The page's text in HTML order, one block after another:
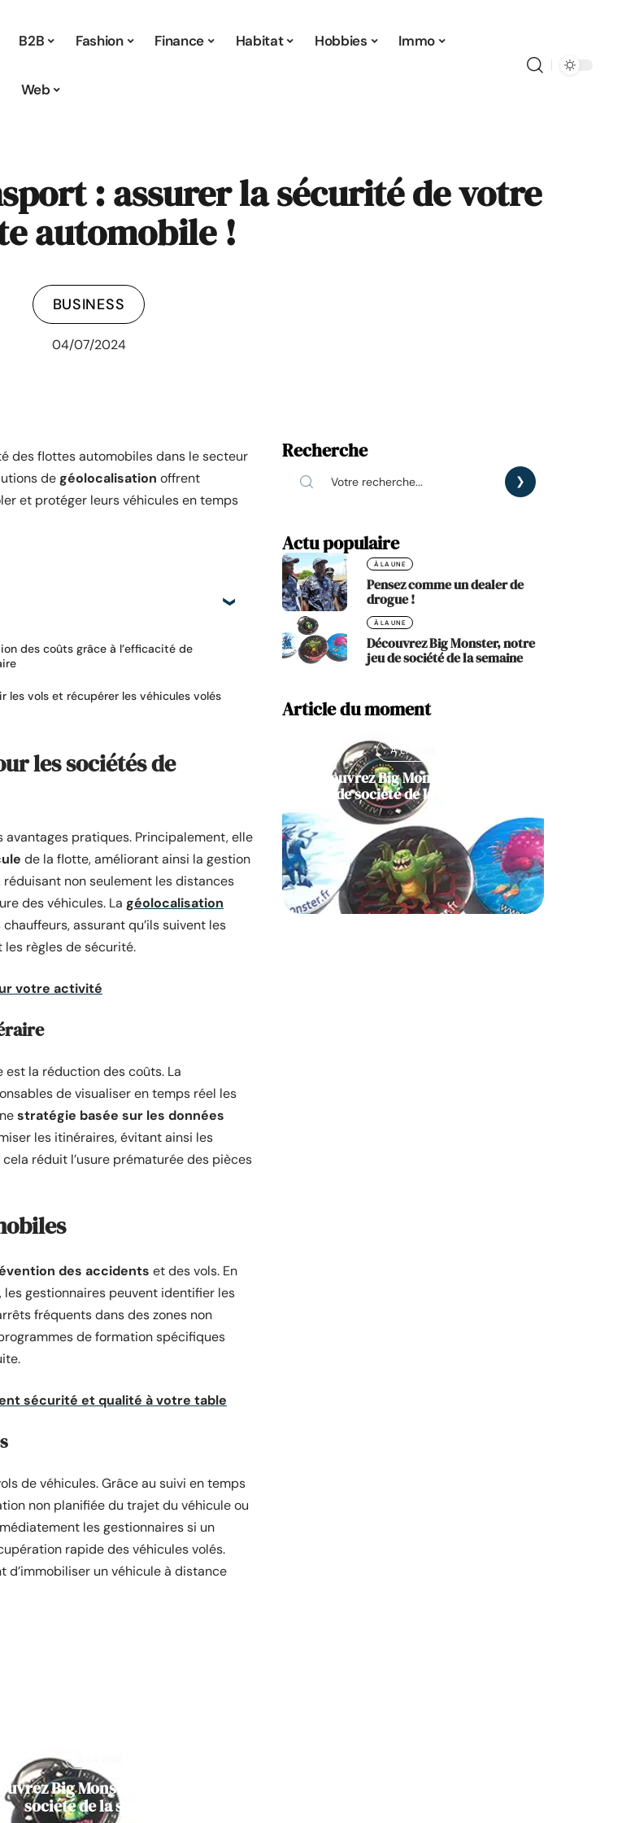
B2B Fashion Finance Habitat Hobbies Immo
Web
: assurer la sécurité de votre
automobile !
BUSINESS
04/07/2024
des flottes automobiles dans le secteur
degéolocalisation offrent
et protéger leurs véhicules en temps
des coûts grâce à l’efficacité de
les vols et récupérer les véhicules volés
les sociétés de
pratiques. Principalement, elle
de la flotte, améliorant ainsi la gestion
non seulement les distances
des véhicules. La géolocalisation
assurant qu’ils suivent les
règles de sécurité.
votre activité
la réduction des coûts. La
de visualiser en temps réel les
stratégie basée sur les données
les itinéraires, évitant ainsi les
réduit l’usure prématurée des pièces
des accidents et des vols. En
gestionnaires peuvent identifier les
fréquents dans des zones non
de formation spécifiques
sécurité et qualité à votre table
de véhicules. Grâce au suivi en temps
non planifiée du trajet du véhicule ou
les gestionnaires si un
rapide des véhicules volés.
un véhicule à distance
Big Monster, notre jeu de
société de la semaine
Recherche
Actu populaire
À LA UNE
Pensez comme un dealer de
drogue !
À LA UNE
Découvrez Big Monster, notre
jeu de société de la semaine
Article du moment
À LA UNE
Découvrez Big Monster, notre jeu
de société de la semaine